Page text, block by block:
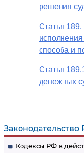
Законодательство
Кодексы РФ в
решения
Статья 189.
способа и
Статья
денежных